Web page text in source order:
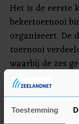
Toestemming
Het is de eerste
bekertoernooi
organiseert. De
toernooi
waarbij de zes
met een
Alle resultaten
seizoen,